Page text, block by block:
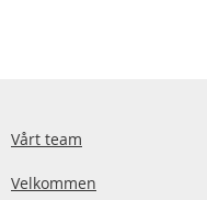
Vårt team
Velkommen